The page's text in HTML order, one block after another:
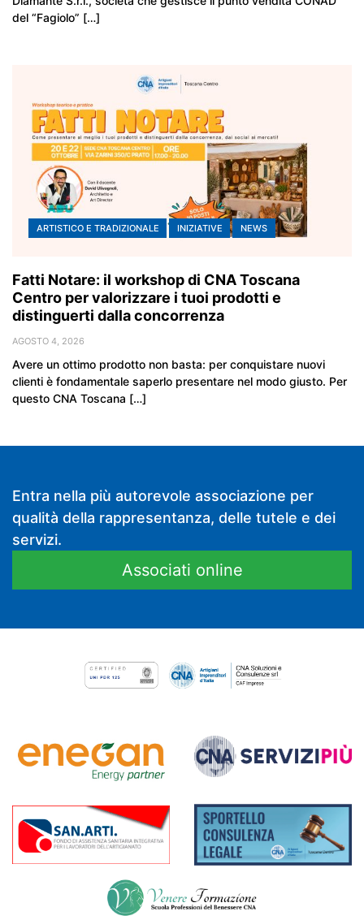
del “Fagiolo” […]
ARTISTICO E TRADIZIONALE INIZIATIVE NEWS
Fatti Notare: il workshop di CNA Toscana
Centro per valorizzare i tuoi prodotti e
distinguerti dalla concorrenza
AGOSTO 4, 2026
Avere un ottimo prodotto non basta: per conquistare nuovi
clienti è fondamentale saperlo presentare nel modo giusto. Per
questo CNA Toscana […]
Entra nella più autorevole associazione per
qualità della rappresentanza, delle tutele e dei
servizi.
Associati online